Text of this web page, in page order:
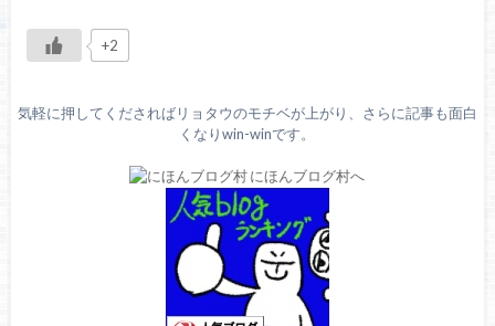
+2
気軽に押してくださればリョタウのモチベが上がり、さらに記事も面白
くなりwin-winです。